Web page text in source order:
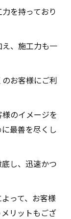
を持っており
、施工力も一
お客様にご利
のイメージを
最善を尽くし
し、迅速かつ
って、お客様
リットもござ